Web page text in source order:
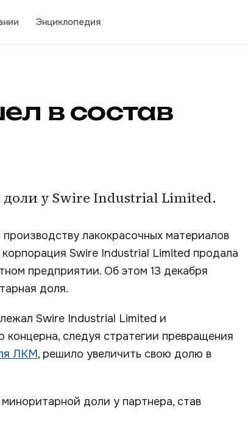
Энциклопедия
в состав
у Swire Industrial Limited.
лакокрасочных материалов
Swire Industrial Limited продала
предприятии. Об этом 13 декабря
доля.
Swire Industrial Limited и
следуя стратегии превращения
ЛКМ, решило увеличить свою долю в
доли у партнера, став